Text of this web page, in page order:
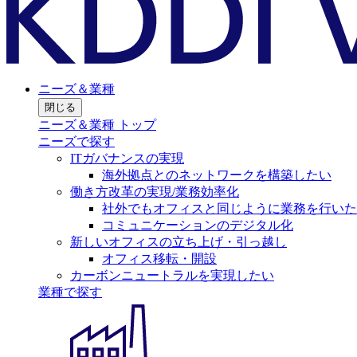
ニーズ＆業種
閉じる
ニーズ＆業種 トップ
ニーズで探す
ITガバナンスの実現
海外拠点とのネットワークを構築したい
働き方改革の実現/業務効率化
社外でもオフィスと同じように業務を行い
コミュニケーションのデジタル化
新しいオフィスの立ち上げ・引っ越し
オフィス移転・開設
カーボンニュートラルを実現したい
業種で探す